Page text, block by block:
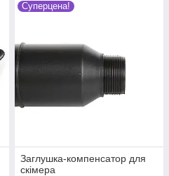
Суперцена!
Заглушка-компенсатор для
скімера